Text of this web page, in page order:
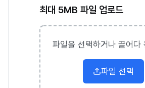
최대 5MB 파일 업로드
파일을 선택하거나 끌어다
파일 선택